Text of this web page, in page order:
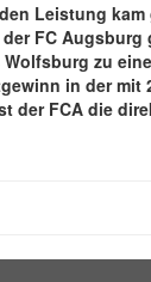
Leistung
FC
zu
in der mit
der FCA die